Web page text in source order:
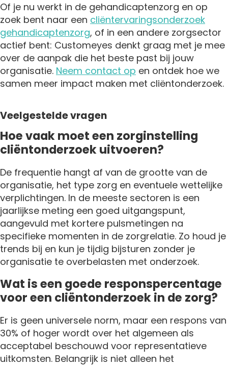
Of je nu werkt in de gehandicaptenzorg en op
zoek bent naar een cliëntervaringsonderzoek
gehandicaptenzorg, of in een andere zorgsector
actief bent: Customeyes denkt graag met je mee
over de aanpak die het beste past bij jouw
organisatie. Neem contact op en ontdek hoe we
samen meer impact maken met cliëntonderzoek.
Veelgestelde vragen
Hoe vaak moet een zorginstelling
cliëntonderzoek uitvoeren?
De frequentie hangt af van de grootte van de
organisatie, het type zorg en eventuele wettelijke
verplichtingen. In de meeste sectoren is een
jaarlijkse meting een goed uitgangspunt,
aangevuld met kortere pulsmetingen na
specifieke momenten in de zorgrelatie. Zo houd je
trends bij en kun je tijdig bijsturen zonder je
organisatie te overbelasten met onderzoek.
Wat is een goede responspercentage
voor een cliëntonderzoek in de zorg?
Er is geen universele norm, maar een respons van
30% of hoger wordt over het algemeen als
acceptabel beschouwd voor representatieve
uitkomsten. Belangrijk is niet alleen het